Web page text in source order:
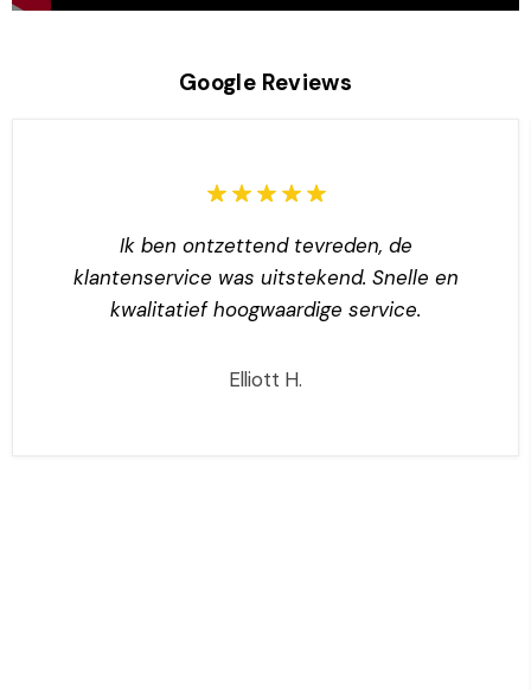
Google Reviews
Ik ben ontzettend tevreden, de
klantenservice was uitstekend. Snelle en
kwalitatief hoogwaardige service.
Elliott H.